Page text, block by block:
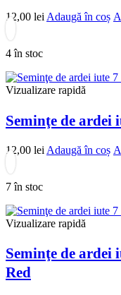
12,00 lei Adaugă în coș
4 în stoc
Vizualizare rapidă
Seminţe de ardei
12,00 lei Adaugă în coș
7 în stoc
Vizualizare rapidă
Seminţe de ardei
Red